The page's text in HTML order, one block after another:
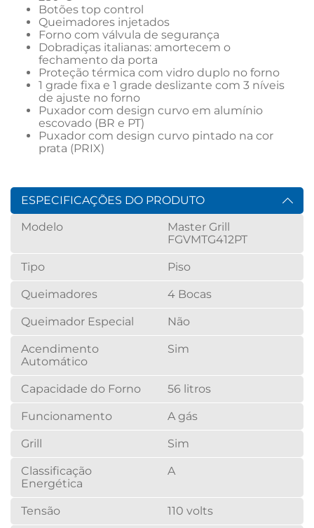
Botões top control
Queimadores injetados
Forno com válvula de segurança
Dobradiças italianas: amortecem o
fechamento da porta
Proteção térmica com vidro duplo no forno
1 grade fixa e 1 grade deslizante com 3 níveis
de ajuste no forno
Puxador com design curvo em alumínio
escovado (BR e PT)
Puxador com design curvo pintado na cor
prata (PRIX)
ESPECIFICAÇÕES DO PRODUTO
Modelo
Master Grill
FGVMTG412PT
Tipo Piso
Queimadores 4 Bocas
Queimador Especial Não
Acendimento
Automático
Sim
Capacidade do Forno 56 litros
Funcionamento A gás
Grill Sim
Classificação
Energética
A
Tensão 110 volts